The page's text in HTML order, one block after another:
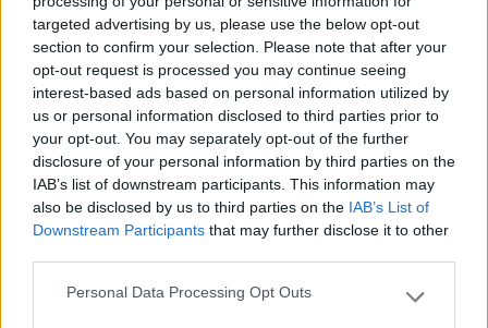
targeted advertising by us, please use the below opt-out
section to confirm your selection. Please note that after your
opt-out request is processed you may continue seeing
interest-based ads based on personal information utilized by
us or personal information disclosed to third parties prior to
your opt-out. You may separately opt-out of the further
disclosure of your personal information by third parties on the
IAB’s list of downstream participants. This information may
also be disclosed by us to third parties on the IAB’s List of
Downstream Participants that may further disclose it to other
Please note that this website/app uses one or more Google
Personal Data Processing Opt Outs
Campeggio